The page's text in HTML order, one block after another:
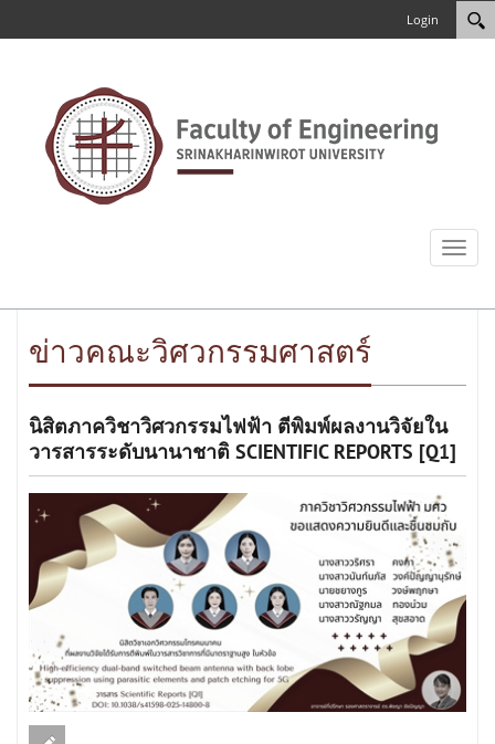
Login
Toggle
ข่าวคณะวิศวกรรมศาสตร์
นิสิตภาควิชาวิศวกรรมไฟฟ้า ตีพิมพ์ผลงานวิจัยใน
วารสารระดับนานาชาติ SCIENTIFIC REPORTS [Q1]